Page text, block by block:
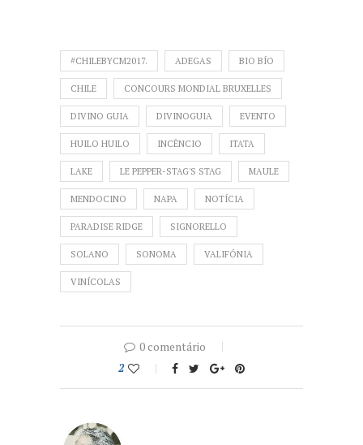
#CHILEBYCM2017. ADEGAS BIO BÍO
CHILE CONCOURS MONDIAL BRUXELLES
DIVINO GUIA DIVINOGUIA EVENTO
HUILO HUILO INCÊNCIO ITATA
LAKE LE PEPPER-STAG'S STAG MAULE
MENDOCINO NAPA NOTÍCIA
PARADISE RIDGE SIGNORELLO
SOLANO SONOMA VALIFÓNIA
VINÍCOLAS
0 comentário
2